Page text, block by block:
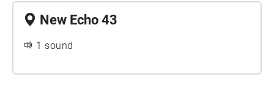
New Echo 43
1 sound